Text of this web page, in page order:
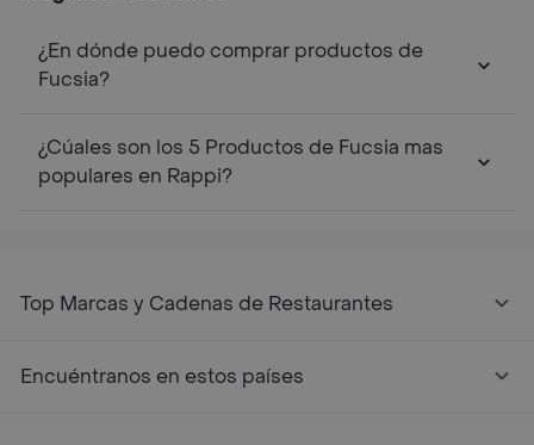
¿En dónde puedo comprar productos de
Fucsia?
¿Cúales son los 5 Productos de Fucsia mas
populares en Rappi?
Top Marcas y Cadenas de Restaurantes
Encuéntranos en estos países